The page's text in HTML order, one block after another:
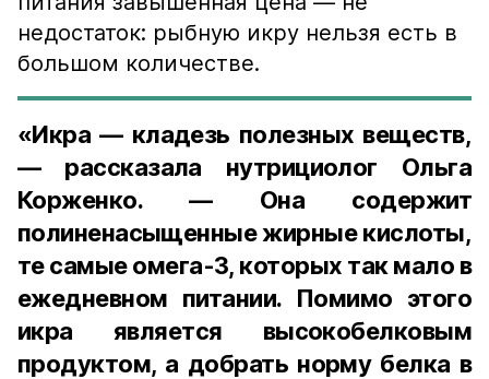
недостаток: рыбную икру нельзя есть в
большом количестве.
«Икра — кладезь полезных веществ,
— рассказала нутрициолог Ольга
Корженко. — Она содержит
полиненасыщенные жирные кислоты,
те самые омега-3, которых так мало в
ежедневном питании. Помимо этого
икра является высокобелковым
продуктом, а добрать норму белка в